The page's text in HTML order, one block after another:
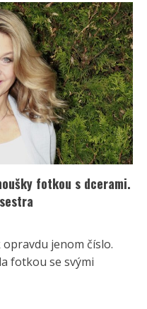
fotkou s dcerami.
jenom číslo.
fotkou se svými